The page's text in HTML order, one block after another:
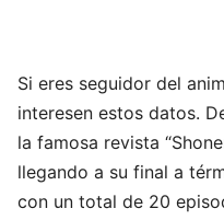
Si eres seguidor del
interesen estos datos.
la famosa revista
llegando a su final a
con un total de 20